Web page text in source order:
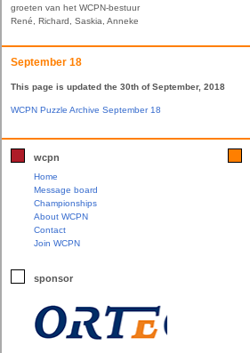
groeten van het WCPN-bestuur
René, Richard, Saskia, Anneke
September 18
This page is updated the 30th of September, 2018
WCPN Puzzle Archive September 18
wcpn
Home
Message board
Championships
About WCPN
Contact
Join WCPN
sponsor